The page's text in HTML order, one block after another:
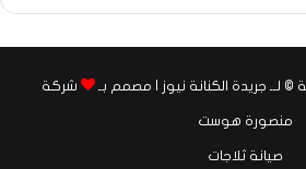
جريدة الكنانة نيوز | مصمم بـ شركة
منصورة هوست
صيانة ثلاجات